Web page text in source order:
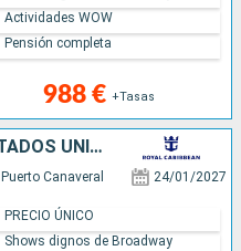
988 € +Tasas
Actividades WOW
Pensión completa
BAHAMAS, SAN MARTÍN, ESTADOS UNIDOS
Puerto Canaveral 24/01/2027
PRECIO ÚNICO
Shows dignos de Broadway